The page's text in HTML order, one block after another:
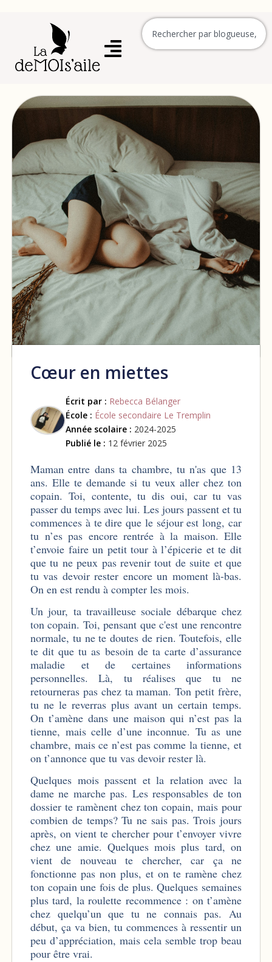
Cœur en miettes
Écrit par : Rebecca Bélanger
École : École secondaire Le Tremplin
Année scolaire : 2024-2025
Publié le : 12 février 2025
Maman entre dans ta chambre, tu n'as que 13
ans. Elle te demande si tu veux aller chez ton
copain. Toi, contente, tu dis oui, car tu vas
passer du temps avec lui. Les jours passent et tu
commences à te dire que le séjour est long, car
tu n’es pas encore rentrée à la maison. Elle
t’envoie faire un petit tour à l’épicerie et te dit
que tu ne peux pas revenir tout de suite et que
tu vas devoir rester encore un moment là-bas.
On en est rendu à compter les mois.
Un jour, ta travailleuse sociale débarque chez
ton copain. Toi, pensant que c'est une rencontre
normale, tu ne te doutes de rien. Toutefois, elle
te dit que tu as besoin de ta carte d’assurance
maladie et de certaines informations
personnelles. Là, tu réalises que tu ne
retourneras pas chez ta maman. Ton petit frère,
tu ne le reverras plus avant un certain temps.
On t’amène dans une maison qui n’est pas la
tienne, mais celle d’une inconnue. Tu as une
chambre, mais ce n’est pas comme la tienne, et
on t’annonce que tu vas devoir rester là.
Quelques mois passent et la relation avec la
dame ne marche pas. Les responsables de ton
dossier te ramènent chez ton copain, mais pour
combien de temps? Tu ne sais pas. Trois jours
après, on vient te chercher pour t’envoyer vivre
chez une amie. Quelques mois plus tard, on
vient de nouveau te chercher, car ça ne
fonctionne pas non plus, et on te ramène chez
ton copain une fois de plus. Quelques semaines
plus tard, la roulette recommence : on t’amène
chez quelqu’un que tu ne connais pas. Au
début, ça va bien, tu commences à ressentir un
peu d’appréciation, mais cela semble trop beau
pour être vrai.